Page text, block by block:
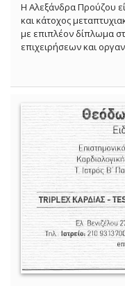
Η Αλεξάνδρα Προύζου
και κάτοχος
με επιπλέον δίπλωμα
επιχειρήσεων και